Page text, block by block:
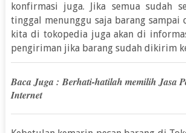
konfirmasi juga. Jika semua sudah
tinggal menunggu saja barang sampai
kita di tokopedia juga akan di
pengiriman jika barang sudah dikirim
Baca Juga :Berhati-hatilah memilih Jasa
Internet